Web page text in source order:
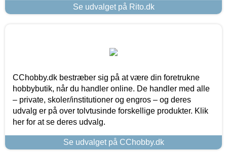
Se udvalget på Rito.dk
CChobby.dk bestræber sig på at være din foretrukne
hobbybutik, når du handler online. De handler med alle
– private, skoler/institutioner og engros – og deres
udvalg er på over tolvtusinde forskellige produkter. Klik
her for at se deres udvalg.
Se udvalget på CChobby.dk